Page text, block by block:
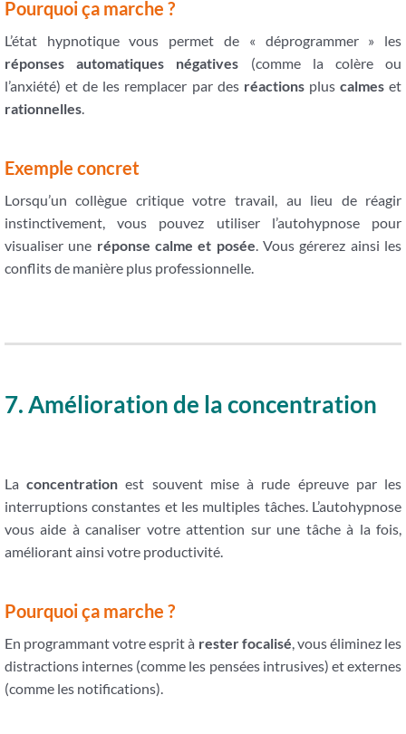
Pourquoi ça marche ?
L’état hypnotique vous permet de « déprogrammer » les
réponses automatiques négatives (comme la colère ou
l’anxiété) et de les remplacer par des réactionsplus calmeset
rationnelles.
Exemple concret
Lorsqu’un collègue critique votre travail, au lieu de réagir
instinctivement, vous pouvez utiliser l’autohypnose pour
visualiser une réponse calme et posée. Vous gérerez ainsi les
conflits de manière plus professionnelle.
7. Amélioration de la concentration
Laconcentration est souvent mise à rude épreuve par les
interruptions constantes et les multiples tâches. L’autohypnose
vous aide à canaliser votre attention sur une tâche à la fois,
améliorant ainsi votre productivité.
Pourquoi ça marche ?
En programmant votre esprit à rester focalisé, vous éliminez les
distractions internes (comme les pensées intrusives) et externes
(comme les notifications).